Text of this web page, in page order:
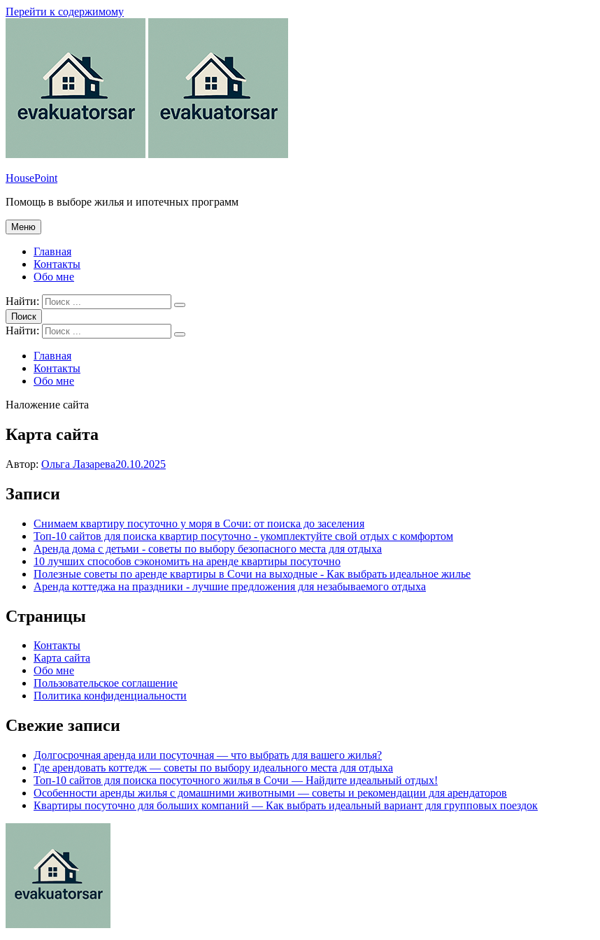
Перейти к содержимому
HousePoint
Помощь в выборе жилья и ипотечных программ
Меню
Главная
Контакты
Обо мне
Найти:
Поиск
Найти:
Главная
Контакты
Обо мне
Наложение сайта
Карта сайта
Автор: Ольга Лазарева20.10.2025
Записи
Снимаем квартиру посуточно у моря в Сочи: от поиска до заселения
Топ-10 сайтов для поиска квартир посуточно - укомплектуйте свой отдых с комфортом
Аренда дома с детьми - советы по выбору безопасного места для отдыха
10 лучших способов сэкономить на аренде квартиры посуточно
Полезные советы по аренде квартиры в Сочи на выходные - Как выбрать идеальное жилье
Аренда коттеджа на праздники - лучшие предложения для незабываемого отдыха
Страницы
Контакты
Карта сайта
Обо мне
Пользовательское соглашение
Политика конфиденциальности
Свежие записи
Долгосрочная аренда или посуточная — что выбрать для вашего жилья?
Где арендовать коттедж — советы по выбору идеального места для отдыха
Топ-10 сайтов для поиска посуточного жилья в Сочи — Найдите идеальный отдых!
Особенности аренды жилья с домашними животными — советы и рекомендации для арендаторов
Квартиры посуточно для больших компаний — Как выбрать идеальный вариант для групповых поездок